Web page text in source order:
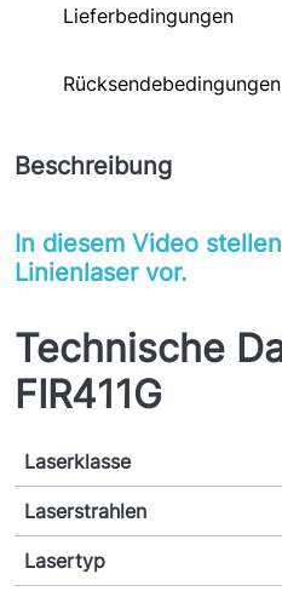
Lieferbedingungen
Rücksendebedingungen
Beschreibung
In diesem Video
Linienlaser vor.
Technische
FIR411G
Laserklasse
Laserstrahlen
Lasertyp